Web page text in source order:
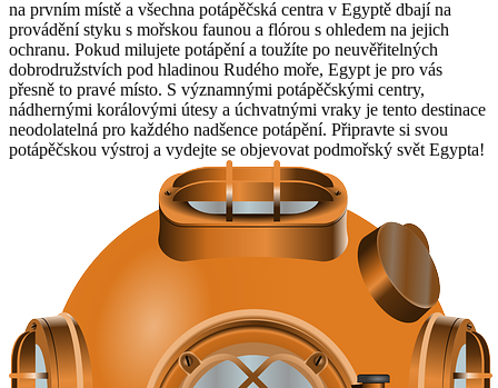
na prvním místě a všechna potápěčská centra v Egyptě dbají na
provádění styku s mořskou faunou a flórou s ohledem na jejich
ochranu. Pokud milujete potápění a toužíte po neuvěřitelných
dobrodružstvích pod hladinou Rudého moře, Egypt je pro vás
přesně to pravé místo. S významnými potápěčskými centry,
nádhernými korálovými útesy a úchvatnými vraky je tento destinace
neodolatelná pro každého nadšence potápění. Připravte si svou
potápěčskou výstroj a vydejte se objevovat podmořský svět Egypta!